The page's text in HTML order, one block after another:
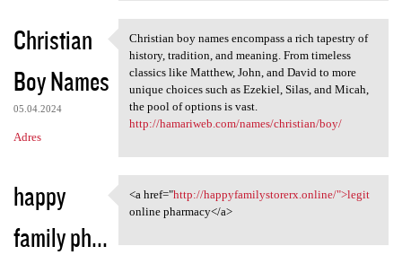
Christian
Boy Names
05.04.2024
Adres
Christian boy names encompass
Christian boy names encompass a rich tapestry of
history, tradition, and meaning. From timeless
classics like Matthew, John, and David to more
unique choices such as Ezekiel, Silas, and Micah,
the pool of options is vast.
http://hamariweb.com/names/christian/boy/
happy
family ph...
<a href="http:/
<a href="http://happyfamilystorerx.online/">legit
online pharmacy</a>